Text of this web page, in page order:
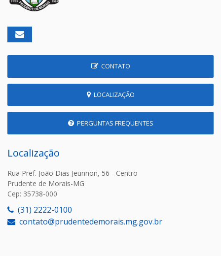
CONTATO
LOCALIZAÇÃO
PERGUNTAS FREQUENTES
Localização
Rua Pref. João Dias Jeunnon, 56 - Centro
Prudente de Morais-MG
Cep: 35738-000
(31) 2222-0100
contato@prudentedemorais.mg.gov.br